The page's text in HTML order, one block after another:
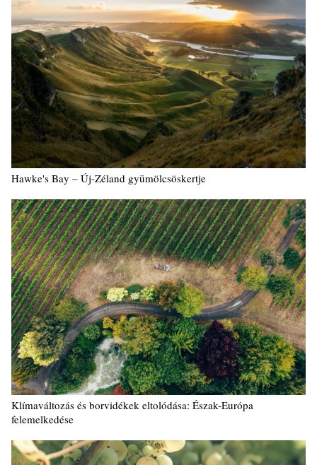
Hawke's Bay – Új-Zéland gyümölcsöskertje
Klímaváltozás és borvidékek eltolódása: Észak-Európa
felemelkedése